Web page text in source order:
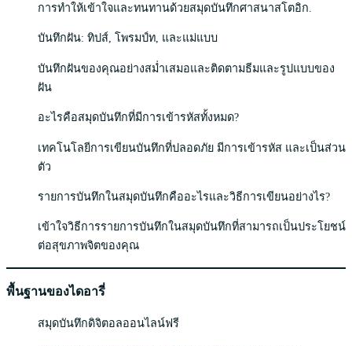
การทำให้เข้าใจและทนทานด้วยสมุดบันทึกศาสนาสโตอิก.
บันทึกฝัน: ทิปส์, โพรมป์ท, และแม่แบบ
บันทึกฝันของคุณอย่างสม่ำเสมอและติดตามธีมและรูปแบบของ
ฝัน
อะไรคือสมุดบันทึกที่มีการเข้ารหัสทั้งหมด?
เทคโนโลยีการเขียนบันทึกที่ปลอดภัย มีการเข้ารหัส และเป็นส่วน
ตัว
รายการบันทึกในสมุดบันทึกคืออะไรและวิธีการเขียนอย่างไร?
เข้าใจวิธีการรายการบันทึกในสมุดบันทึกที่สามารถเป็นประโยชน์
ต่อสุขภาพจิตของคุณ
พื้นฐานของไดอารี่
สมุดบันทึกดิจิตอลออนไลน์ฟรี